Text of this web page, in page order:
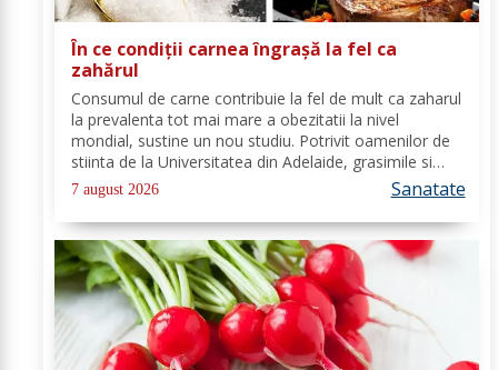
În ce condiții carnea îngrașă la fel ca
zahărul
Consumul de carne contribuie la fel de mult ca zaharul
la prevalenta tot mai mare a obezitatii la nivel
mondial, sustine un nou studiu. Potrivit oamenilor de
stiinta de la Universitatea din Adelaide, grasimile si
carbohidratii ne pot oferi suficienta energie pentru a
satisface cererile...
7 august 2026 Sanatate